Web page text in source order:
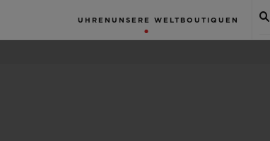
UHREN UNSERE WELT BOUTIQUEN